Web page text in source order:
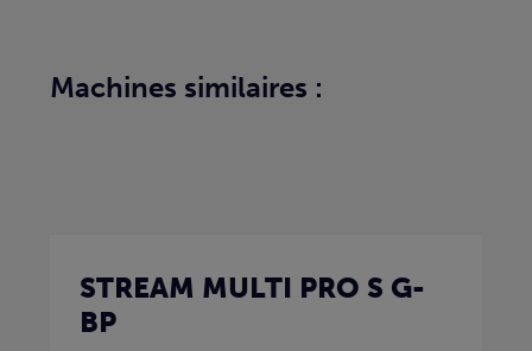
Machines similaires :
STREAM MULTI PRO S G-
BP